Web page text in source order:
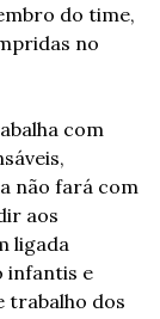
do time,
no
com
não fará com
aos
ligada
infantis e
trabalho dos